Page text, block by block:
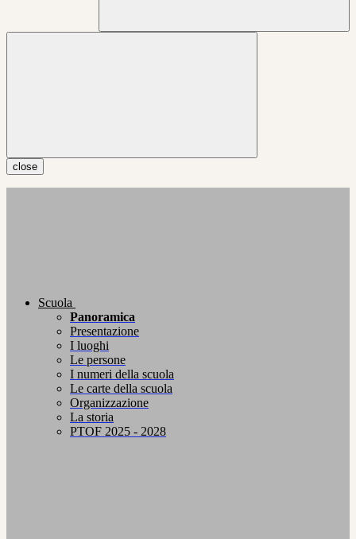
close
Scuola
Panoramica
Presentazione
I luoghi
Le persone
I numeri della scuola
Le carte della scuola
Organizzazione
La storia
PTOF 2025 - 2028